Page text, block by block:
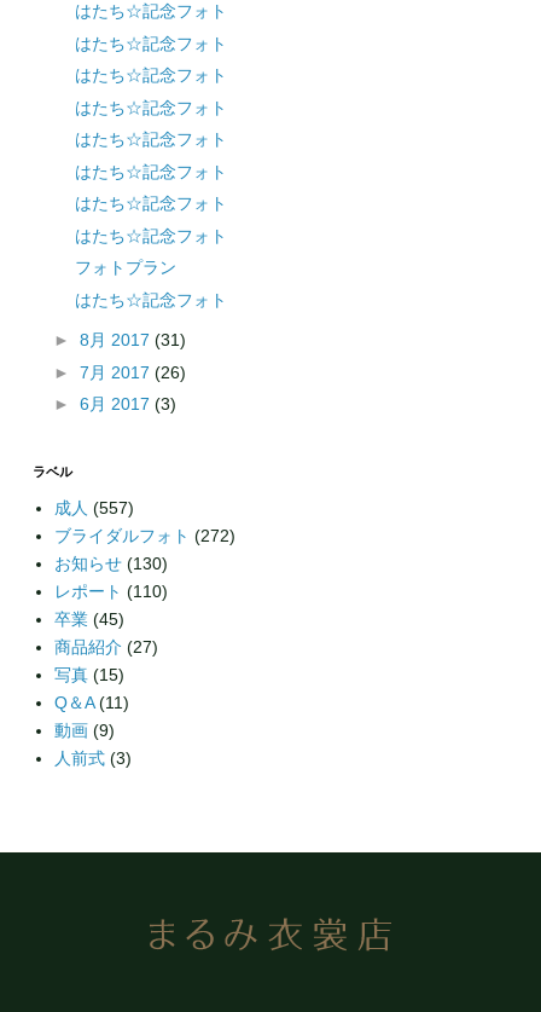
はたち☆記念フォト
はたち☆記念フォト
はたち☆記念フォト
はたち☆記念フォト
はたち☆記念フォト
はたち☆記念フォト
はたち☆記念フォト
はたち☆記念フォト
フォトプラン
はたち☆記念フォト
► 8月 2017 (31)
► 7月 2017 (26)
► 6月 2017 (3)
ラベル
成人 (557)
ブライダルフォト (272)
お知らせ (130)
レポート (110)
卒業 (45)
商品紹介 (27)
写真 (15)
Q＆A(11)
動画 (9)
人前式 (3)